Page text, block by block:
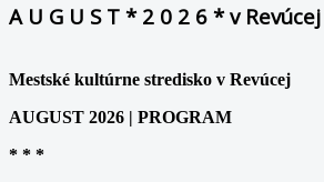
A U G U S T * 2 0 2 6 * v Revúcej
Mestské kultúrne stredisko v Revúcej
AUGUST 2026 | PROGRAM
* * *